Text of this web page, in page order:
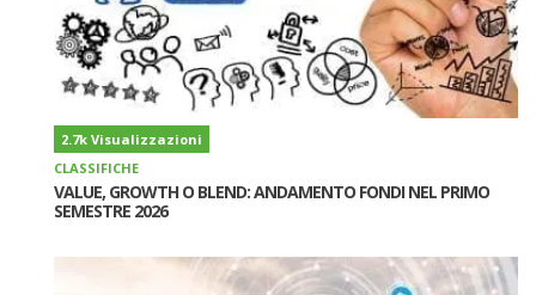
2.7k Visualizzazioni
CLASSIFICHE
VALUE, GROWTH O BLEND: ANDAMENTO FONDI NEL PRIMO
SEMESTRE 2026